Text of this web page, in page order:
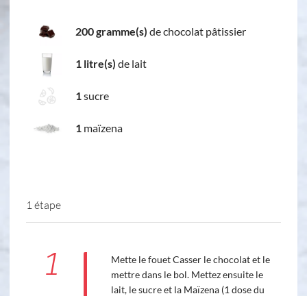
200 gramme(s) de chocolat pâtissier
1 litre(s) de lait
1sucre
1 maïzena
1 étape
1
Mette le fouet Casser le chocolat et le
mettre dans le bol. Mettez ensuite le
lait, le sucre et la Maïzena (1 dose du